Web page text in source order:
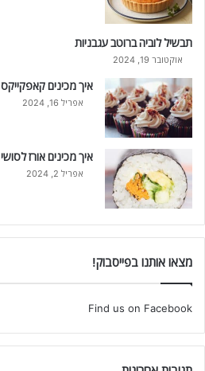
תבשיל לוביה ברוטב עגבניות
אוקטובר 19, 2024
איך מכינים קאפקייקס
אפריל 16, 2024
איך מכינים אורז לסושי
אפריל 2, 2024
מצאו אותנו בפייסבוק!
Find us on Facebook